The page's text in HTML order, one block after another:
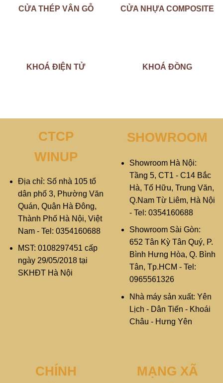
CỬA THÉP VÂN GỖ CỬA NHỰA COMPOSITE
KHOÁ ĐIỆN TỬ KHOÁ ĐỒNG
CTCP
WINUP
Địa chỉ: Số nhà 105 tổ
dân phố 3, Phường Văn
Quán, Quận Hà Đông,
Thành Phố Hà Nội, Việt
Nam - Tel: 0354160688
MST: 0108297451 cấp
ngày 29/05/2018 tại
SKHĐT Hà Nội
SHOWROOM
Showroom Hà Nội:
Tầng 5, CT1 - C14 Bắc
Hà, Tố Hữu, Trung Văn,
Q.Nam Từ Liêm, Hà Nội
- Tel: 0354160688
Showroom Sài Gòn:
652 Tân Kỳ Tân Quý, P.
Bình Hưng Hòa, Q. Bình
Tân, Tp.HCM - Tel:
0965561326
Nhà máy sản xuất: Yên
Lịch - Dân Tiến - Khoái
Châu - Hưng Yên
CHÍNH
MẠNG XÃ